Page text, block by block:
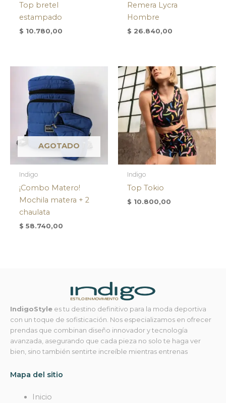
Top bretel
estampado
$ 10.780,00
Remera Lycra
Hombre
$ 26.840,00
AGOTADO
Indigo
¡Combo Matero!
Mochila matera + 2
chaulata
$ 58.740,00
Indigo
Top Tokio
$ 10.800,00
IndigoStyle es tu destino definitivo para la moda deportiva
con un toque de sofisticación. Nos especializamos en ofrecer
prendas que combinan diseño innovador y tecnología
avanzada, asegurando que cada pieza no solo te haga ver
bien, sino también sentirte increíble mientras entrenas
Mapa del sitio
Inicio